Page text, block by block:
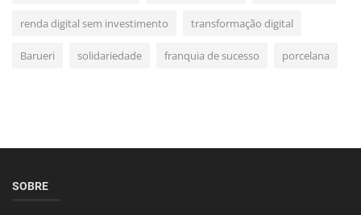
renda digital sem investimento transformação digital
Barueri solidariedade franquia de sucesso porcelana
SOBRE